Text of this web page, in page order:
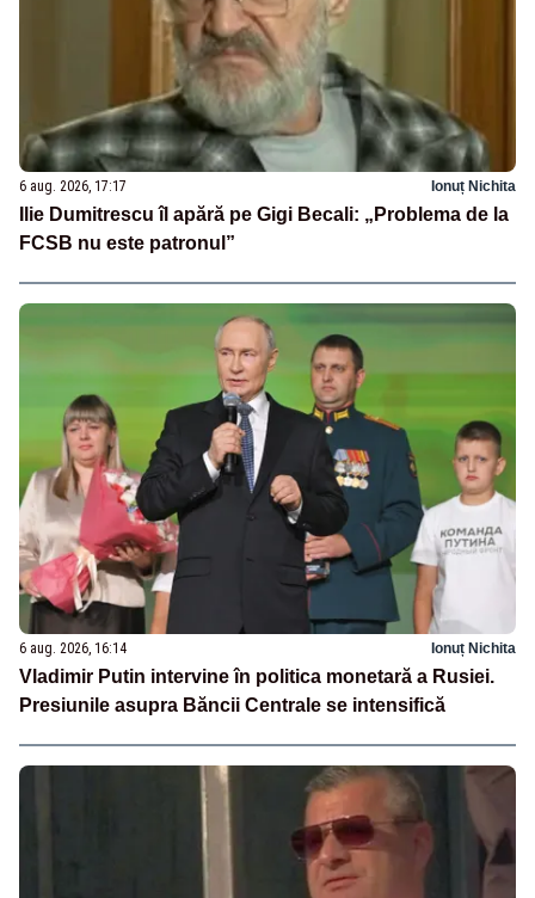
6 aug. 2026, 17:17 Ionuț Nichita
Ilie Dumitrescu îl apără pe Gigi Becali: „Problema de la
FCSB nu este patronul”
6 aug. 2026, 16:14 Ionuț Nichita
Vladimir Putin intervine în politica monetară a Rusiei.
Presiunile asupra Băncii Centrale se intensifică